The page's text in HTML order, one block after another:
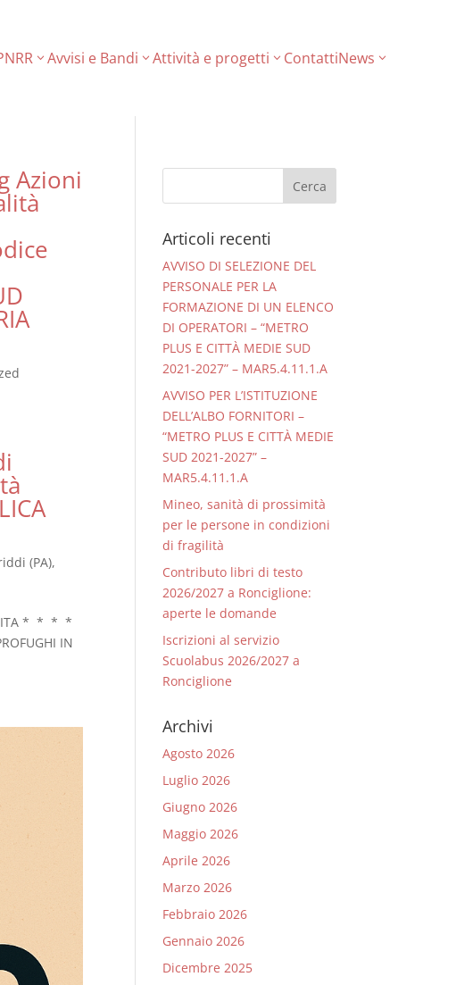
Avvisi e Bandi Attività e progetti ContattiNews
Azioni
(PA),
* * * *
IN
Articoli recenti
AVVISO DI SELEZIONE DEL
PERSONALE PER LA
FORMAZIONE DI UN ELENCO
DI OPERATORI – “METRO
PLUS E CITTÀ MEDIE SUD
2021-2027” – MAR5.4.11.1.A
AVVISO PER L’ISTITUZIONE
DELL’ALBO FORNITORI –
“METRO PLUS E CITTÀ MEDIE
SUD 2021-2027” –
MAR5.4.11.1.A
Mineo, sanità di prossimità
per le persone in condizioni
di fragilità
Contributo libri di testo
2026/2027 a Ronciglione:
aperte le domande
Iscrizioni al servizio
Scuolabus 2026/2027 a
Ronciglione
Archivi
Agosto 2026
Luglio 2026
Giugno 2026
Maggio 2026
Aprile 2026
Marzo 2026
Febbraio 2026
Gennaio 2026
Dicembre 2025